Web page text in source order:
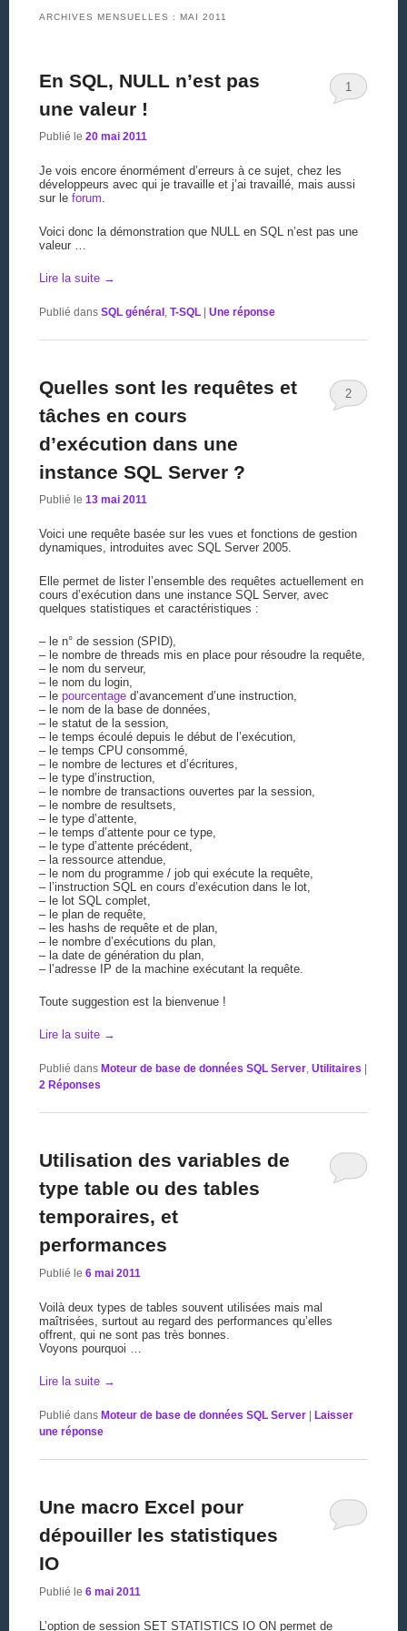
ARCHIVES MENSUELLES : MAI 2011
En SQL, NULL n’est pas
une valeur !
Publié le 20 mai 2011
1
Je vois encore énormément d’erreurs à ce sujet, chez les
développeurs avec qui je travaille et j’ai travaillé, mais aussi
sur le forum.
Voici donc la démonstration que NULL en SQL n’est pas une
valeur …
Lire la suite →
Publié dans SQL général, T-SQL | Uneréponse
Quelles sont les requêtes et
tâches en cours
d’exécution dans une
instance SQL Server ?
Publié le 13 mai 2011
2
Voici une requête basée sur les vues et fonctions de gestion
dynamiques, introduites avec SQL Server 2005.
Elle permet de lister l’ensemble des requêtes actuellement en
cours d’exécution dans une instance SQL Server, avec
quelques statistiques et caractéristiques :
– le n° de session (SPID),
– le nombre de threads mis en place pour résoudre la requête,
– le nom du serveur,
– le nom du login,
– le pourcentaged’avancement d’une instruction,
– le nom de la base de données,
– le statut de la session,
– le temps écoulé depuis le début de l’exécution,
– le temps CPU consommé,
– le nombre de lectures et d’écritures,
– le type d’instruction,
– le nombre de transactions ouvertes par la session,
– le nombre de resultsets,
– le type d’attente,
– le temps d’attente pour ce type,
– le type d’attente précédent,
– la ressource attendue,
– le nom du programme / job qui exécute la requête,
– l’instruction SQL en cours d’exécution dans le lot,
– le lot SQL complet,
– le plan de requête,
– les hashs de requête et de plan,
– le nombre d’exécutions du plan,
– la date de génération du plan,
– l’adresse IP de la machine exécutant la requête.
Toute suggestion est la bienvenue !
Lire la suite →
Publié dans Moteur de base de données SQL Server, Utilitaires
2Réponses
Utilisation des variables de
type table ou des tables
temporaires, et
performances
Publié le 6 mai 2011
Voilà deux types de tables souvent utilisées mais mal
maîtrisées, surtout au regard des performances qu’elles
offrent, qui ne sont pas très bonnes.
Voyons pourquoi …
Lire la suite →
Publié dans Moteur de base de données SQL Server
Laisser
une réponse
Une macro Excel pour
dépouiller les statistiques
IO
Publié le 6 mai 2011
L’option de session SET STATISTICS IO ON permet de